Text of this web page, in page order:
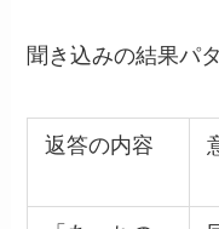
聞き込みの結果パ
返答の内容